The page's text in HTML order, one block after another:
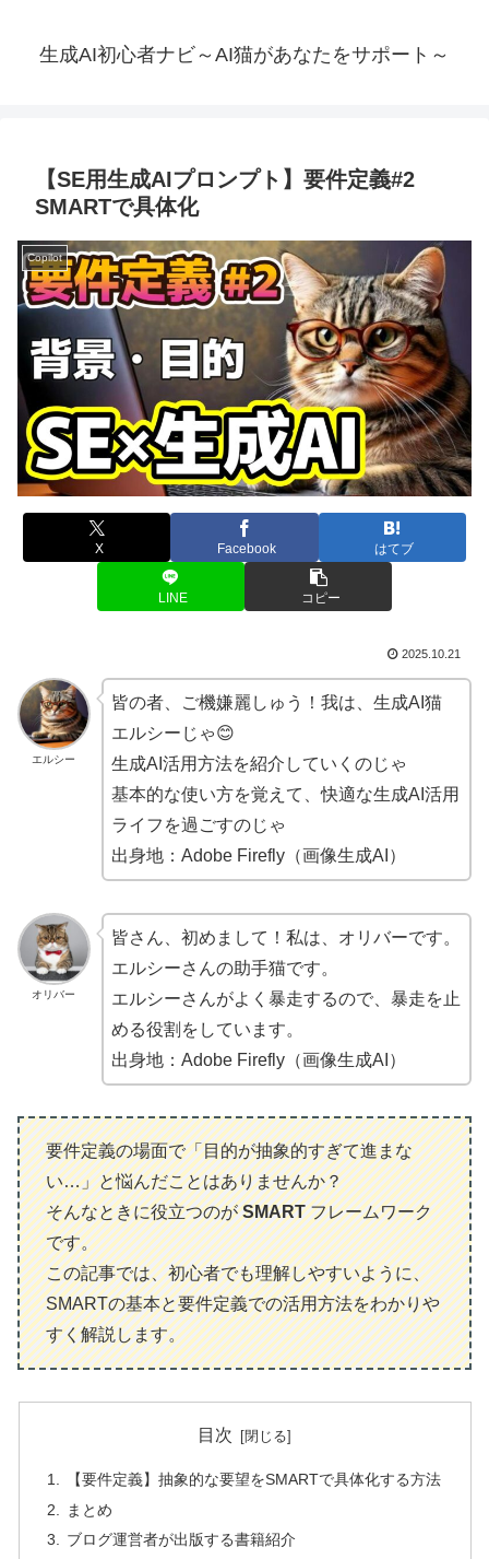
生成AI初心者ナビ～AI猫があなたをサポート～
【SE用生成AIプロンプト】要件定義#2
SMARTで具体化
Copilot
X Facebook はてブ
LINE コピー
2025.10.21
エルシー
皆の者、ご機嫌麗しゅう！我は、生成AI猫
エルシーじゃ😊
生成AI活用方法を紹介していくのじゃ
基本的な使い方を覚えて、快適な生成AI活用
ライフを過ごすのじゃ
出身地：Adobe Firefly（画像生成AI）
オリバー
皆さん、初めまして！私は、オリバーです。
エルシーさんの助手猫です。
エルシーさんがよく暴走するので、暴走を止
める役割をしています。
出身地：Adobe Firefly（画像生成AI）
要件定義の場面で「目的が抽象的すぎて進まな
い…」と悩んだことはありませんか？
そんなときに役立つのがSMARTフレームワーク
です。
この記事では、初心者でも理解しやすいように、
SMARTの基本と要件定義での活用方法をわかりや
すく解説します。
目次
【要件定義】抽象的な要望をSMARTで具体化する方法
まとめ
ブログ運営者が出版する書籍紹介